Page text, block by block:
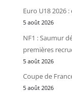
Euro U18 2026
5 août 2026
NF1 : Saumur
premières
5 août 2026
Coupe de
5 août 2026